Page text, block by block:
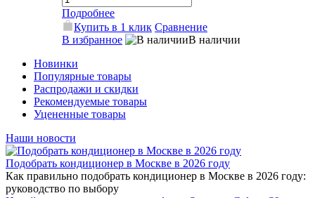
Подробнее
Купить в 1 клик Сравнение
В избранное
В наличии
Новинки
Популярные товары
Распродажи и скидки
Рекомендуемые товары
Уцененные товары
Наши новости
Подобрать кондиционер в Москве в 2026 году
Как правильно подобрать кондиционер в Москве в 2026 году:
руководство по выбору